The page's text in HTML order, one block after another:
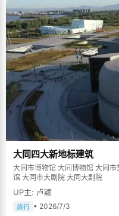
大同四大新地标建筑
大同市博物馆 大同博物馆 大同市美术馆 大同美术馆 大同市图书馆 大同图书
馆 大同市大剧院 大同大剧院
UP主: 卢颖
旅行 • 2026/7/3